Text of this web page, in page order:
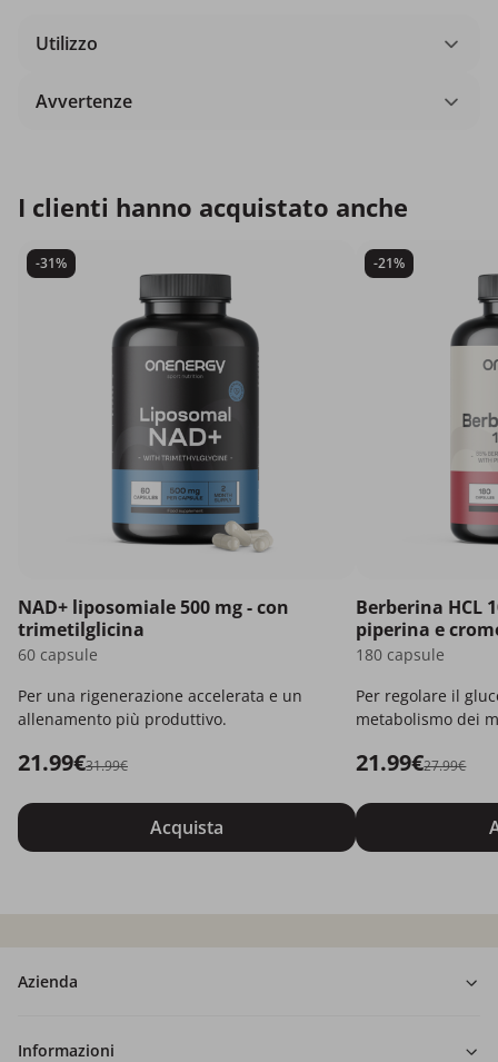
Utilizzo
Avvertenze
I clienti hanno acquistato anche
-31%
NAD+ liposomiale 500 mg - con
trimetilglicina
60 capsule
Per una rigenerazione accelerata e un
allenamento più produttivo.
21.99€31.99€
Acquista
-21%
Berberina HCL
piperina e
180 capsule
Per regolare il
metabolismo dei
21.99€27.99€
Azienda
Informazioni